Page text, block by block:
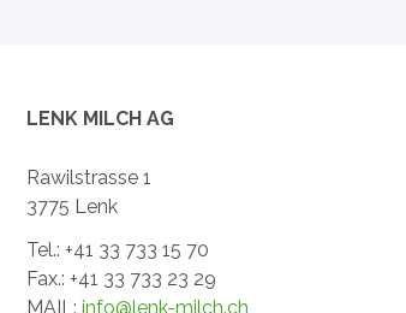
LENK MILCH AG
Rawilstrasse 1
3775 Lenk
Tel.: +41 33 733 15 70
Fax.: +41 33 733 23 29
MAIL:info@lenk-milch.ch